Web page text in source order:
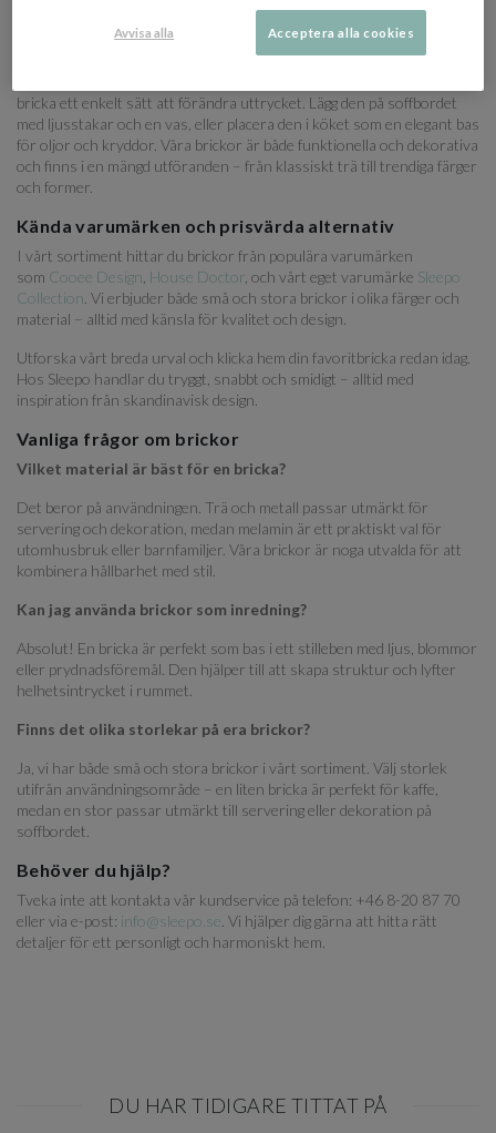
stilleben med ljus, vaser eller andra dekorativa föremål.
Brickor som passar din inredningsstil
bricka ett enkelt sätt att förändra uttrycket. Lägg den på soffbordet
med ljusstakar och en vas, eller placera den i köket som en elegant bas
för oljor och kryddor. Våra brickor är både funktionella och dekorativa
och finns i en mängd utföranden – från klassiskt trä till trendiga färger
och former.
Kända varumärken och prisvärda alternativ
I vårt sortiment hittar du brickor från populära varumärken
som Cooee Design House Doctor , och vårt eget varumärke Sleepo
Collection . Vi erbjuder både små och stora brickor i olika färger och
material – alltid med känsla för kvalitet och design.
Utforska vårt breda urval och klicka hem din favoritbricka redan idag.
Hos Sleepo handlar du tryggt, snabbt och smidigt – alltid med
inspiration från skandinavisk design.
Vanliga frågor om brickor
Vilket material är bäst för en bricka?
Det beror på användningen. Trä och metall passar utmärkt för
servering och dekoration, medan melamin är ett praktiskt val för
utomhusbruk eller barnfamiljer. Våra brickor är noga utvalda för att
kombinera hållbarhet med stil.
Kan jag använda brickor som inredning?
Absolut! En bricka är perfekt som bas i ett stilleben med ljus, blommor
eller prydnadsföremål. Den hjälper till att skapa struktur och lyfter
helhetsintrycket i rummet.
Finns det olika storlekar på era brickor?
Ja, vi har både små och stora brickor i vårt sortiment. Välj storlek
utifrån användningsområde – en liten bricka är perfekt för kaffe,
medan en stor passar utmärkt till servering eller dekoration på
soffbordet.
Behöver du hjälp?
Tveka inte att kontakta vår kundservice på telefon: +46 8-20 87 70
eller via e-post: info@sleepo.se . Vi hjälper dig gärna att hitta rätt
detaljer för ett personligt och harmoniskt hem.
DU HAR TIDIGARE TITTAT PÅ
Avvisa alla Acceptera alla cookies